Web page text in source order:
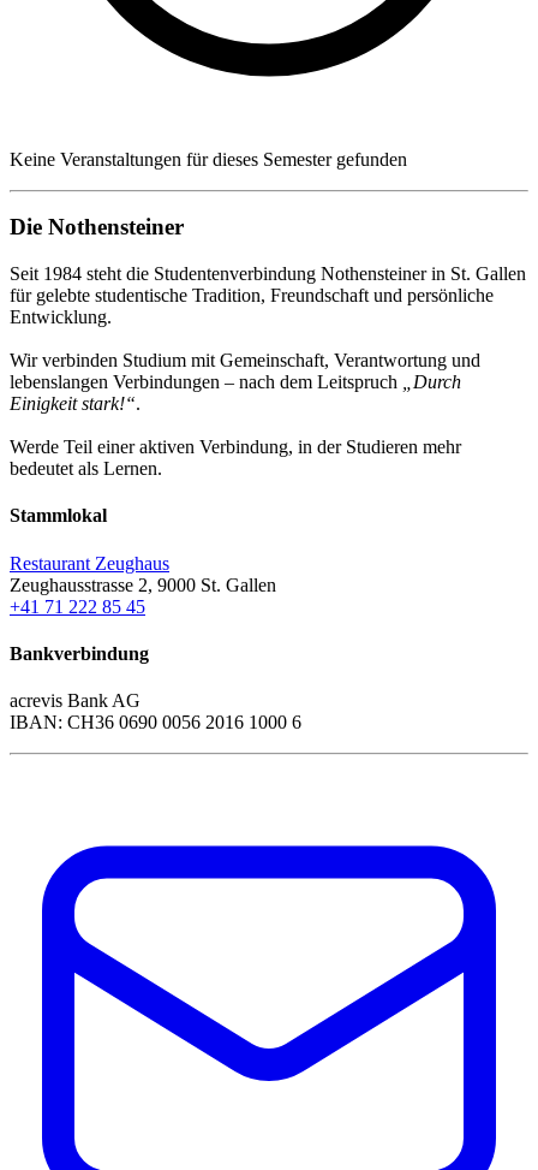
Keine Veranstaltungen für dieses Semester gefunden
Die Nothensteiner
Seit 1984 steht die Studentenverbindung Nothensteiner in St. Gallen
für gelebte studentische Tradition, Freundschaft und persönliche
Entwicklung.
Wir verbinden Studium mit Gemeinschaft, Verantwortung und
lebenslangen Verbindungen – nach dem Leitspruch
„Durch
Einigkeit stark!“.
Werde Teil einer aktiven Verbindung, in der Studieren mehr
bedeutet als Lernen.
Stammlokal
Restaurant Zeughaus
Zeughausstrasse 2, 9000 St. Gallen
+41 71 222 85 45
Bankverbindung
acrevis Bank AG
IBAN: CH36 0690 0056 2016 1000 6